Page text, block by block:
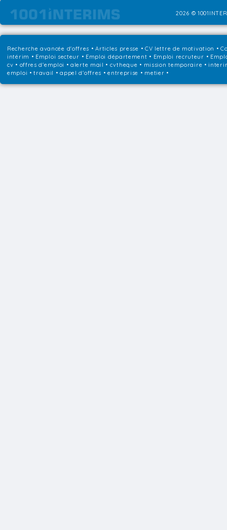
2026 ©
Recherche avancée d'offres •Articles presse • CV lettre de motivation •
intérim • Emploi secteur • Emploi département • Emploi recruteur •
cv • offres d'emploi • alerte mail • cvtheque • mission temporaire •
emploi • travail • appel d'offres • entreprise • metier •